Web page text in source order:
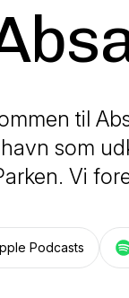
til
som
Vi
Podcasts